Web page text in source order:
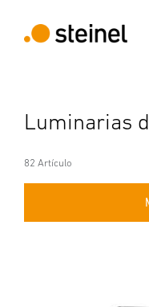
Búsqueda
Luminarias
82 Artículo